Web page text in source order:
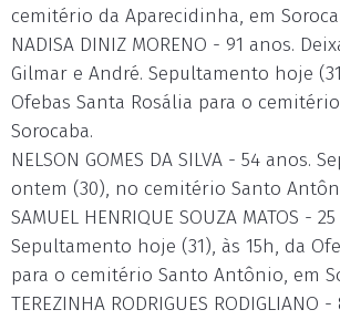
cemitério da Aparecidinha, em
NADISA DINIZ MORENO - 91 anos.
Gilmar e André. Sepultamento hoje
Ofebas Santa Rosália para o cemitério
Sorocaba.
NELSON GOMES DA SILVA - 54 anos.
ontem (30), no cemitério Santo
SAMUEL HENRIQUE SOUZA MATOS -
Sepultamento hoje (31), às 15h, da
para o cemitério Santo Antônio, em
TEREZINHA RODRIGUES RODIGLIANO